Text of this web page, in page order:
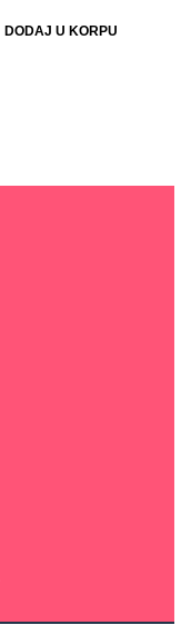
DODAJ U KORPU